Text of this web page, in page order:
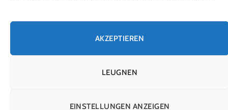
AKZEPTIEREN
LEUGNEN
EINSTELLUNGEN ANZEIGEN
hinter den Gerüchten
October 5, 2024 9,301
HEIM ÜBER UNS KONTAKTIERE UNS